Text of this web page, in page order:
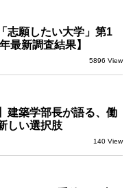
志願したい大学」第1
最新調査結果】
5896 View
建築学部長が語る、働
しい選択肢
140 View